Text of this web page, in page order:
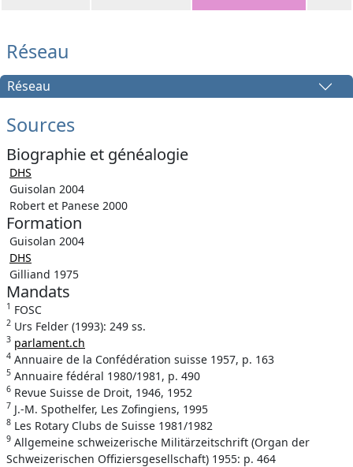
Réseau
Réseau
Sources
Biographie et généalogie
DHS
Guisolan 2004
Robert et Panese 2000
Formation
Guisolan 2004
DHS
Gilliand 1975
Mandats
1 FOSC
2 Urs Felder (1993): 249 ss.
3 parlament.ch
4 Annuaire de la Confédération suisse 1957, p. 163
5 Annuaire fédéral 1980/1981, p. 490
6 Revue Suisse de Droit, 1946, 1952
7 J.-M. Spothelfer, Les Zofingiens, 1995
8 Les Rotary Clubs de Suisse 1981/1982
9 Allgemeine schweizerische Militärzeitschrift (Organ der
Schweizerischen Offiziersgesellschaft) 1955: p. 464